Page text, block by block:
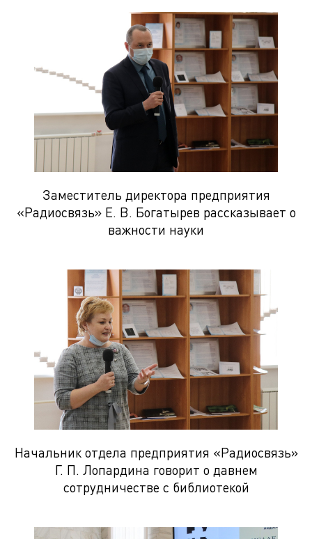
Заместитель директора предприятия
«Радиосвязь» Е. В. Богатырев рассказывает о
важности науки
Начальник отдела предприятия «Радиосвязь»
Г. П. Лопардина говорит о давнем
сотрудничестве с библиотекой